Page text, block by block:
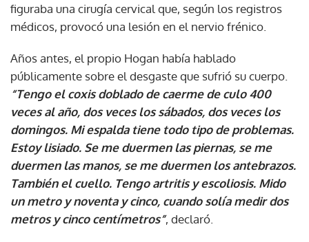
figuraba una cirugía cervical que, según los registros
médicos, provocó una lesión en el nervio frénico.
Años antes, el propio Hogan había hablado
públicamente sobre el desgaste que sufrió su cuerpo.
“Tengo el coxis doblado de caerme de culo 400
veces al año, dos veces los sábados, dos veces los
domingos. Mi espalda tiene todo tipo de problemas.
Estoy lisiado. Se me duermen las piernas, se me
duermen las manos, se me duermen los antebrazos.
También el cuello. Tengo artritis y escoliosis. Mido
un metro y noventa y cinco, cuando solía medir dos
metros y cinco centímetros”, declaró.